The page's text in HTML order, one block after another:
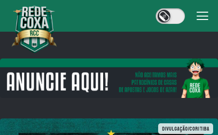
Divulgação/Coritiba